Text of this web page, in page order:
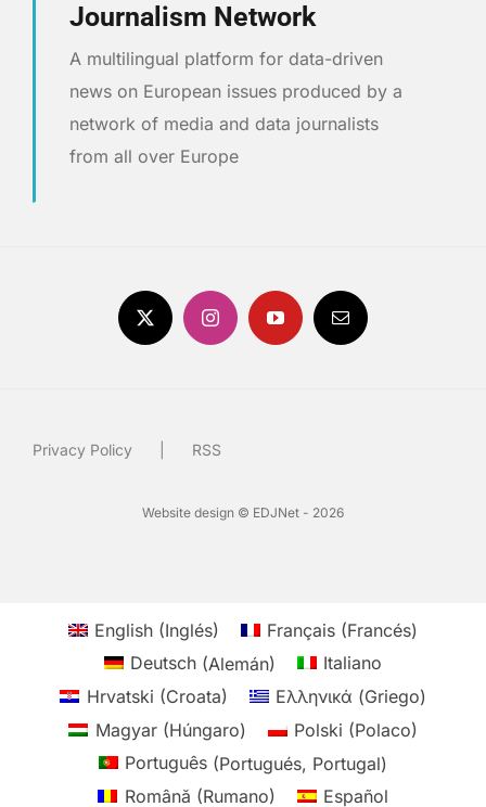
Journalism Network
A multilingual platform for data-driven
news on European issues produced by a
network of media and data journalists
from all over Europe
Privacy Policy RSS
Website design © EDJNet - 2026
English (Inglés) Français (Francés)
Deutsch (Alemán)
Italiano
Hrvatski (Croata) Ελληνικά (Griego)
Magyar(Húngaro) Polski (Polaco)
Português (Portugués, Portugal)
Română (Rumano) Español